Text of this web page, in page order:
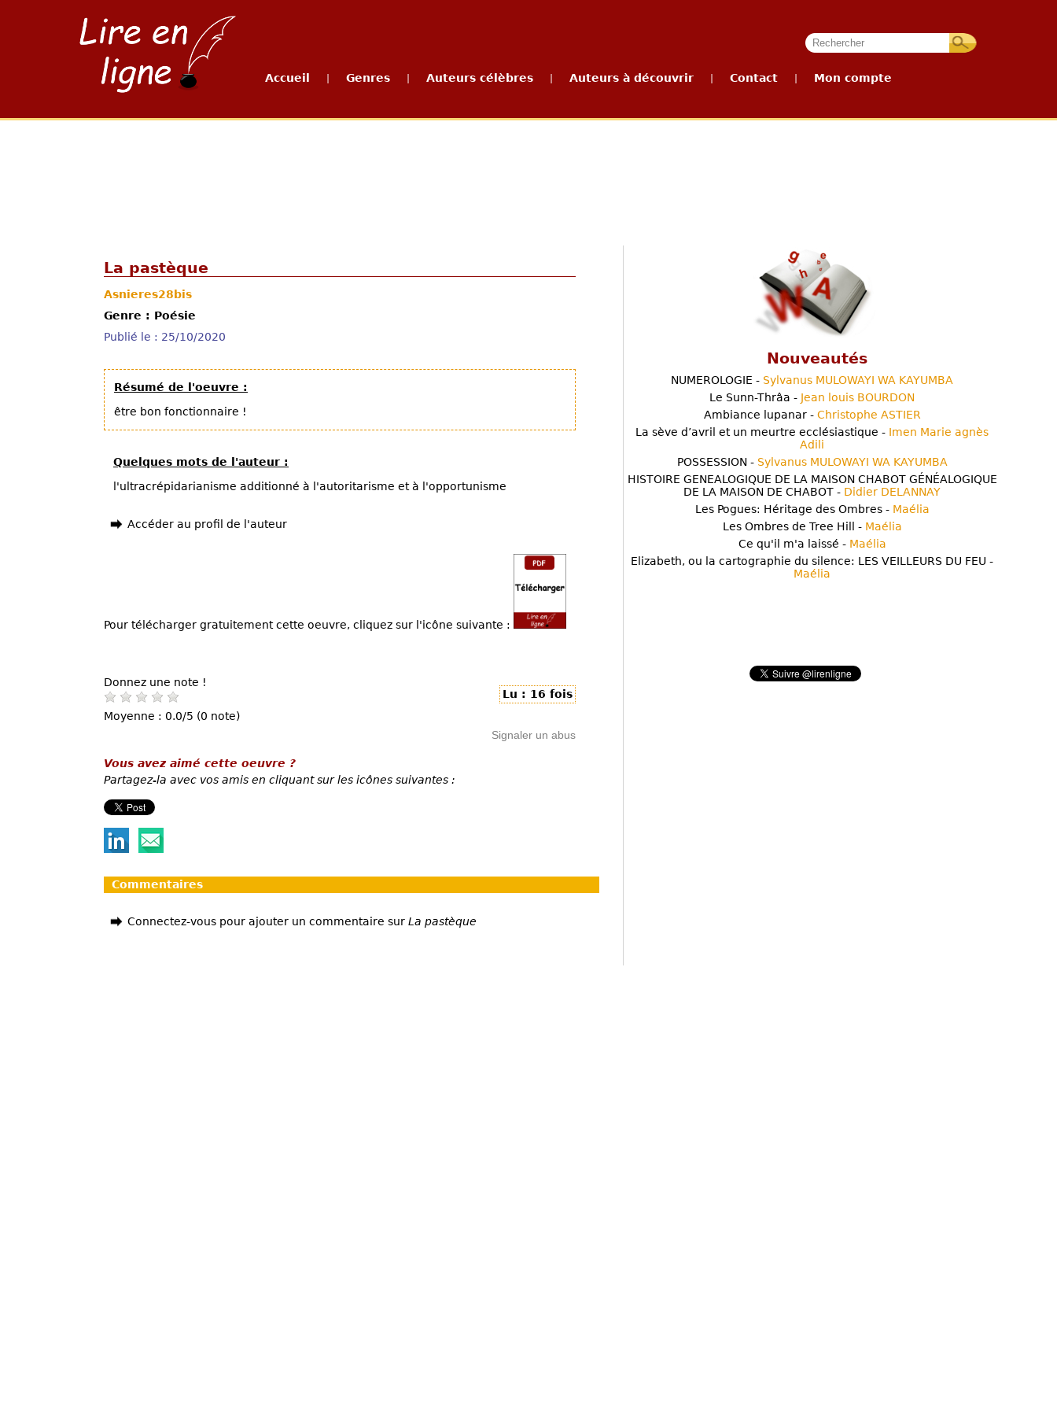
Accueil Genres Auteurs célèbres Auteurs à découvrir Contact Mon compte
La pastèque
Asnieres28bis
Genre : Poésie
Publié le : 25/10/2020
Résumé de l'oeuvre :
être bon fonctionnaire !
Quelques mots de l'auteur :
l'ultracrépidarianisme additionné à l'autoritarisme et à l'opportunisme
Accéder au profil de l'auteur
Pour télécharger gratuitement cette oeuvre, cliquez sur l'icône suivante :
Donnez une note !
Moyenne : 0.0/5 (0 note)
Lu : 16 fois
Signaler un abus
Vous avez aimé cette oeuvre ?
Partagez-la avec vos amis en cliquant sur les icônes suivantes :
Commentaires
Connectez-vous pour ajouter un commentaire sur La pastèque
Nouveautés
NUMEROLOGIE - Sylvanus MULOWAYI WA KAYUMBA
Le Sunn-Thrâa - Jean louis BOURDON
Ambiance lupanar - Christophe ASTIER
La sève d’avril et un meurtre ecclésiastique - Imen Marie agnès
Adili
POSSESSION - Sylvanus MULOWAYI WA KAYUMBA
HISTOIRE GENEALOGIQUE DE LA MAISON CHABOT GÉNÉALOGIQUE
DE LA MAISON DE CHABOT - Didier DELANNAY
Les Pogues: Héritage des Ombres - Maélia
Les Ombres de Tree Hill - Maélia
Ce qu'il m'a laissé - Maélia
Elizabeth, ou la cartographie du silence: LES VEILLEURS DU FEU -
Maélia